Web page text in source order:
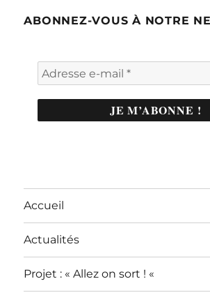
ABONNEZ-VOUS À NOTRE
Accueil
Actualités
Projet : « Allez on sort ! «